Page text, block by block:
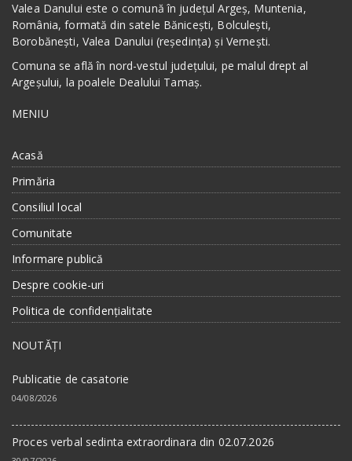
Valea Danului este o comună în județul Argeș, Muntenia,
România, formată din satele Bănicești, Bolculești,
Borobănești, Valea Danului (reședința) și Vernești.
Comuna se află în nord-vestul județului, pe malul drept al
Argeșului, la poalele Dealului Tamaș.
MENIU
Acasă
Primăria
Consiliul local
Comunitate
Informare publică
Despre cookie-uri
Politica de confidențialitate
NOUTĂȚI
Publicatie de casatorie
04/08/2026
Proces verbal sedinta extraordinara din 02.07.2026